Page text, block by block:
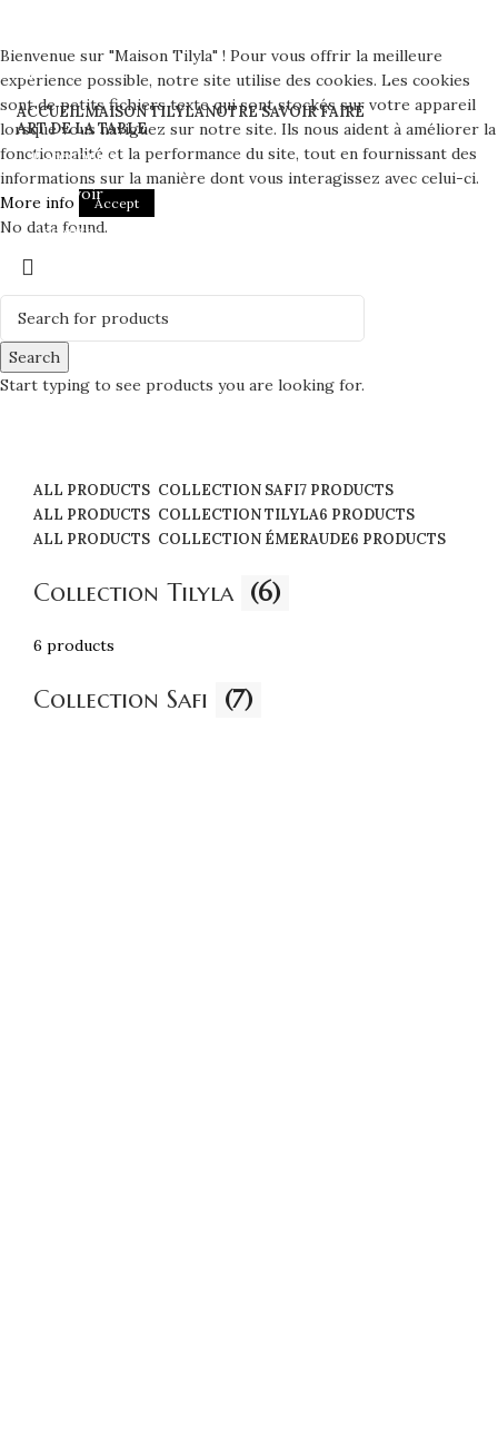
ACCUEILMAISON TILYLANOTRE SAVOIR FAIRE
ART DE LA TABLE
Catégories
Tout voir
Assiettes
Tasses, Verres et Mugs
Sucriers, Beurriers et Boites
ALL PRODUCTS COLLECTION SAFI7 PRODUCTS
ALL PRODUCTS COLLECTION TILYLA6 PRODUCTS
ALL PRODUCTS COLLECTION ÉMERAUDE6 PRODUCTS
Collection Tilyla (6)
6 products
Collection Safi (7)
Bienvenue sur "Maison Tilyla" ! Pour vous offrir la meilleure
expérience possible, notre site utilise des cookies. Les cookies
sont de petits fichiers texte qui sont stockés sur votre appareil
lorsque vous naviguez sur notre site. Ils nous aident à améliorer la
fonctionnalité et la performance du site, tout en fournissant des
informations sur la manière dont vous interagissez avec celui-ci.
More info
Accept
No data found.
Search
Start typing to see products you are looking for.